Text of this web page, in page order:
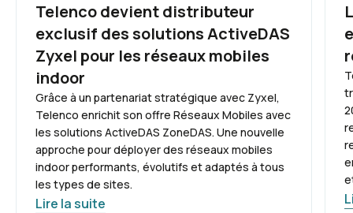
Telenco devient distributeur
exclusif des solutions ActiveDAS
Zyxel pour les réseaux mobiles
indoor
Grâce à un partenariat stratégique avec Zyxel,
Telenco enrichit son offre Réseaux Mobiles avec
les solutions ActiveDAS ZoneDAS. Une nouvelle
approche pour déployer des réseaux mobiles
indoor performants, évolutifs et adaptés à tous
les types de sites.
Lire la suite